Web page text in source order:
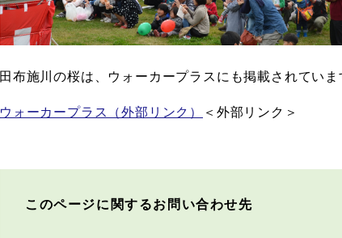
田布施川の桜は、ウォーカープラスにも掲載されていま
ウォーカープラス（外部リンク） ＜外部リンク＞
このページに関するお問い合わせ先